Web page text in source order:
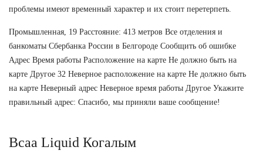
проблемы имеют временный характер и их стоит перетерпеть.
Промышленная, 19 Расстояние: 413 метров Все отделения и
банкоматы Сбербанка России в Белгороде Сообщить об ошибке
Адрес Время работы Расположение на карте Не должно быть на
карте Другое 32 Неверное расположение на карте Не должно быть
на карте Неверный адрес Неверное время работы Другое Укажите
правильный адрес: Спасибо, мы приняли ваше сообщение!
Bcaa Liquid Когалым